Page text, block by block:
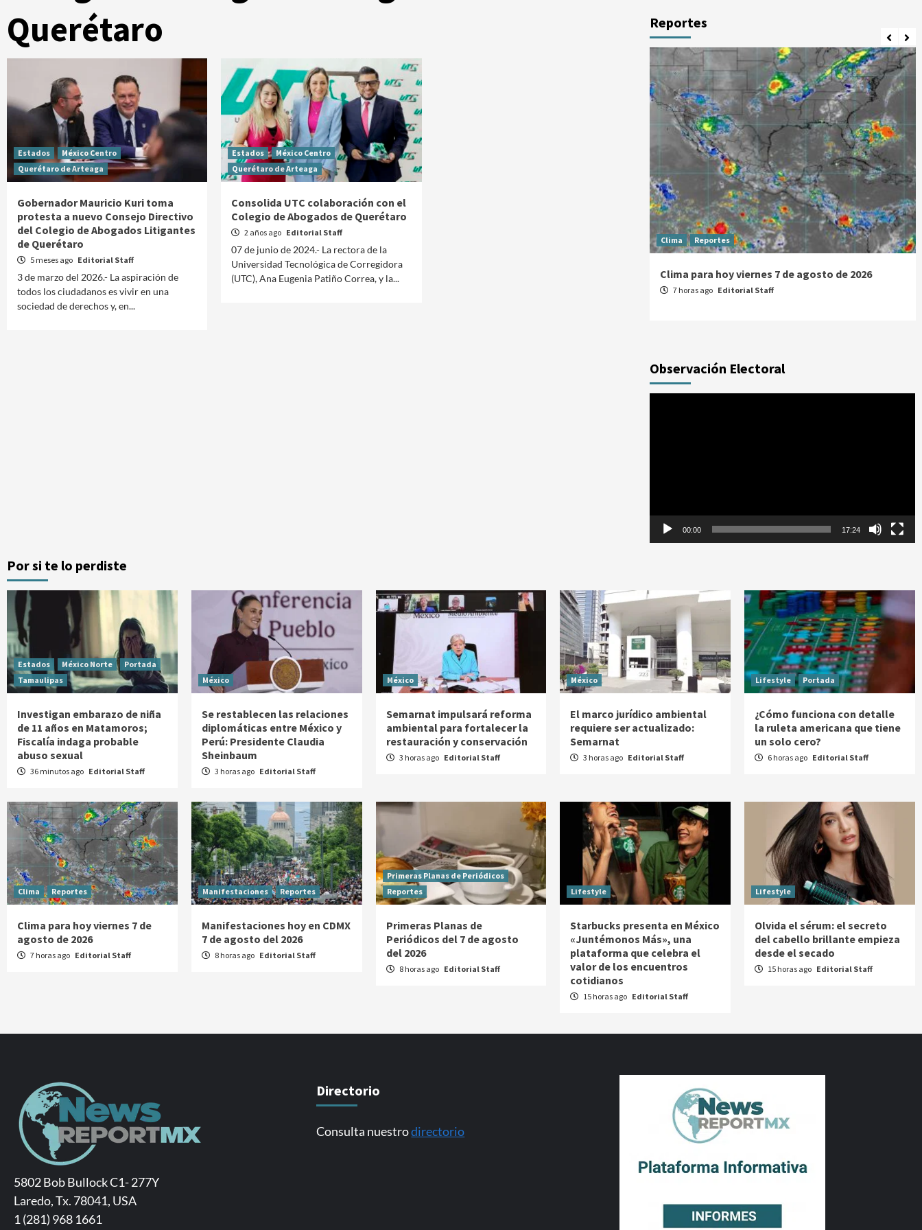
Querétaro
Estados
México Centro
Querétaro de Arteaga
Gobernador Mauricio Kuri toma
protesta a nuevo Consejo Directivo
del Colegio de Abogados Litigantes
de Querétaro
5 meses ago Editorial Staff
3 de marzo del 2026.- La aspiración de
todos los ciudadanos es vivir en una
sociedad de derechos y, en...
Estados
México Centro
Querétaro de Arteaga
Consolida UTC colaboración con el
Colegio de Abogados de Querétaro
2 años ago Editorial Staff
07 de junio de 2024.- La rectora de la
Universidad Tecnológica de Corregidora
(UTC), Ana Eugenia Patiño Correa, y la...
Reportes
Manifestaciones hoy en CDMX 6 de agosto del
2026
Clima Reportes
Clima para hoy viernes 7 de agosto de 2026
7 horas ago Editorial Staff
Observación Electoral
00:00 17:24
Por si te lo perdiste
Estados México Norte
Portada
Tamaulipas
Investigan embarazo de niña
de 11 años en Matamoros;
Fiscalía indaga probable
abuso sexual
36 minutos ago Editorial Staff
México
Se restablecen las relaciones
diplomáticas entre México y
Perú: Presidente Claudia
Sheinbaum
3 horas ago Editorial Staff
México
Semarnat impulsará reforma
ambiental para fortalecer la
restauración y conservación
3 horas ago Editorial Staff
México
El marco jurídico ambiental
requiere ser actualizado:
Semarnat
3 horas ago Editorial Staff
Lifestyle Portada
¿Cómo funciona con detalle
la ruleta americana que tiene
un solo cero?
6 horas ago Editorial Staff
Clima Reportes
Clima para hoy viernes 7 de
agosto de 2026
7 horas ago Editorial Staff
Manifestaciones Reportes
Manifestaciones hoy en CDMX
7 de agosto del 2026
8 horas ago Editorial Staff
Primeras Planas de Periódicos
Reportes
Primeras Planas de
Periódicos del 7 de agosto
del 2026
8 horas ago Editorial Staff
Lifestyle
Starbucks presenta en México
«Juntémonos Más», una
plataforma que celebra el
valor de los encuentros
cotidianos
15 horas ago Editorial Staff
Lifestyle
Olvida el sérum: el secreto
del cabello brillante empieza
desde el secado
15 horas ago Editorial Staff
5802 Bob Bullock C1- 277Y
Laredo, Tx. 78041, USA
1 (281) 968 1661
Directorio
Consulta nuestrodirectorio